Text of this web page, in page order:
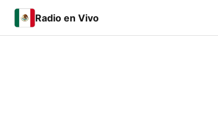
Radio en Vivo